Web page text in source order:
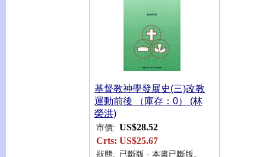
基督教神學發展史(三)改教
運動前後 （庫存：0） (林
榮洪)
市價: US$28.52
Crts: US$25.67
狀態: 已斷版 - 本書已斷版。